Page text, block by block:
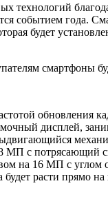
технологий
событием года.
будет
смартфоны
обновления
дисплей,
МП с
16 МП с углом
расти прямо на